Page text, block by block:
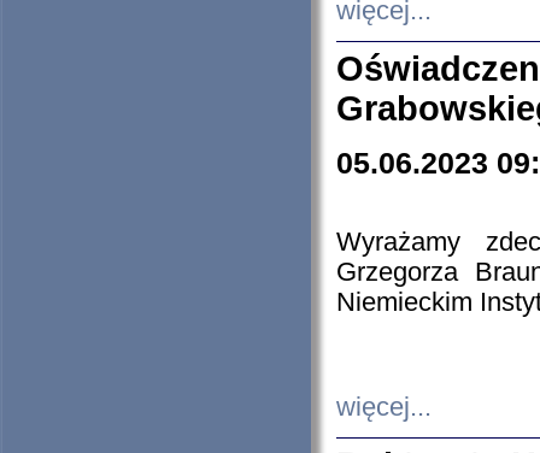
więcej...
05.06.2023
Wyrażamy
Grzegorza
Niemieckim
więcej...